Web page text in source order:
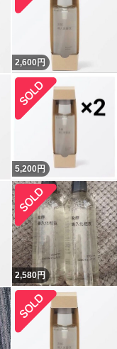
2,600 円
5,200 円
2,580円